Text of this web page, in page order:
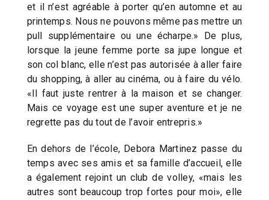
et il n’est agréable à porter qu’en automne et au
printemps. Nous ne pouvons même pas mettre un
pull supplémentaire ou une écharpe.» De plus,
lorsque la jeune femme porte sa jupe longue et
son col blanc, elle n’est pas autorisée à aller faire
du shopping, à aller au cinéma, ou à faire du vélo.
«Il faut juste rentrer à la maison et se changer.
Mais ce voyage est une super aventure et je ne
regrette pas du tout de l’avoir entrepris.»
En dehors de l’école, Debora Martinez passe du
temps avec ses amis et sa famille d’accueil, elle
a également rejoint un club de volley, «mais les
autres sont beaucoup trop fortes pour moi», elle